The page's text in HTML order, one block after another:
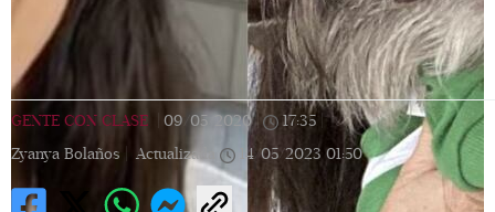
GENTE CON CLASE 09/05/2020 17:35
Zyanya Bolaños |
Actualizada 14/05/2023 01:50